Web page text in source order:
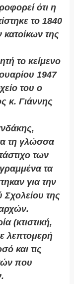
ότι η
το 1840
της
το κείμενο
1947
του ο
κ. Γιάννης
τη γλώσσα
των
τα
για την
Σχολείου της
(κτιστική,
λεπτομερή
και τις
που